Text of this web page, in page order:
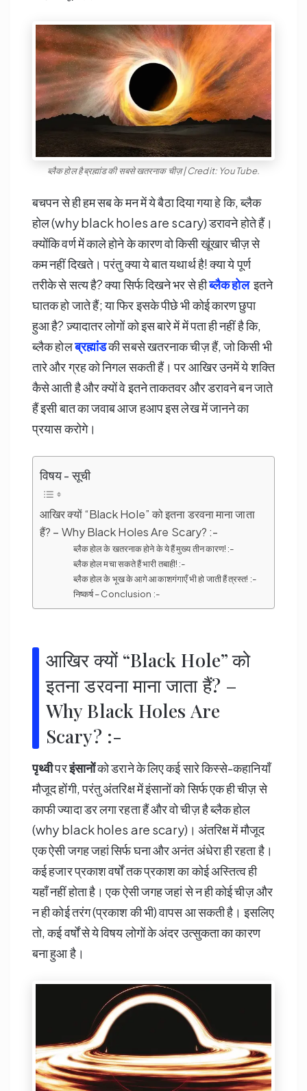
ब्लैक होल है ब्रह्मांड की सबसे खतरनाक चीज़ | Credit: You Tube.
बचपन से ही हम सब के मन में ये बैठा दिया गया हे कि, ब्लैक
होल (why black holes are scary) डरावने होते हैं।
क्योंकि वर्ण में काले होने के कारण वो किसी खूंखार चीज़ से
कम नहीं दिखते। परंतु क्या ये बात यथार्थ है! क्या ये पूर्ण
तरीके से सत्य है? क्या सिर्फ दिखने भर से हीब्लैक होलइतने
घातक हो जाते हैं; या फिर इसके पीछे भी कोई कारण छुपा
हुआ है? ज़्यादातर लोगों को इस बारे में में पता ही नहीं है कि,
ब्लैक होलब्रह्मांडकी सबसे खतरनाक चीज़ हैं, जो किसी भी
तारे और ग्रह को निगल सकती हैं। पर आखिर उनमें ये शक्ति
कैसे आती है और क्यों वे इतने ताकतवर और डरावने बन जाते
हैं इसी बात का जवाब आज हआप इस लेख में जानने का
प्रयास करोगे।
विषय - सूची
आखिर क्यों “Black Hole” को इतना डरवना माना जाता
हैं? – Why Black Holes Are Scary? :-
ब्लैक होल के खतरनाक होने के ये हैं मुख्य तीन कारण! :-
ब्लैक होल मचा सकते हैं भारी तबाही! :-
ब्लैक होल के भूख के आगे आकाशगंगाएँ भी हो जाती हैं त्रस्त! :-
निष्कर्ष – Conclusion :-
आखिर क्यों “Black Hole” को
इतना डरवना माना जाता हैं? –
Why Black Holes Are
Scary? :-
पृथ्वीपरइंसानोंको डराने के लिए कई सारे किस्से-कहानियाँ
मौजूद होंगी, परंतु अंतरिक्ष में इंसानों को सिर्फ एक ही चीज़ से
काफी ज्यादा डर लगा रहता हैं और वो चीज़ है ब्लैक होल
(why black holes are scary)। अंतरिक्ष में मौजूद
एक ऐसी जगह जहां सिर्फ घना और अनंत अंधेरा ही रहता है।
कई हजार प्रकाश वर्षों तक प्रकाश का कोई अस्तित्व ही
यहाँ नहीं होता है। एक ऐसी जगह जहां से न ही कोई चीज़ और
न ही कोई तरंग (प्रकाश की भी) वापस आ सकती है। इसलिए
तो, कई वर्षों से ये विषय लोगों के अंदर उत्सुकता का कारण
बना हुआ है।